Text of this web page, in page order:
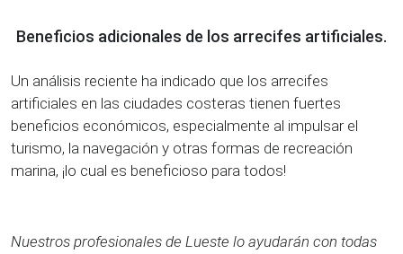
Beneficios adicionales de los arrecifes artificiales.
Un análisis reciente ha indicado que los arrecifes
artificiales en las ciudades costeras tienen fuertes
beneficios económicos, especialmente al impulsar el
turismo, la navegación y otras formas de recreación
marina, ¡lo cual es beneficioso para todos!
Nuestros profesionales de Lueste lo ayudarán con todas